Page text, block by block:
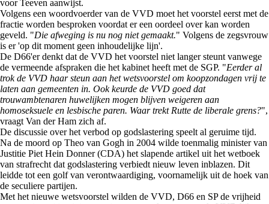
voor Teeven aanwijst.
Volgens een woordvoerder van de VVD moet het voorstel eerst met de
fractie worden besproken voordat er een oordeel over kan worden
geveld. "Die afweging is nu nog niet gemaakt." Volgens de zegsvrouw
is er 'op dit moment geen inhoudelijke lijn'.
De D66'er denkt dat de VVD het voorstel niet langer steunt vanwege
de vermeende afspraken die het kabinet heeft met de SGP. "Eerder al
trok de VVD haar steun aan het wetsvoorstel om koopzondagen vrij te
laten aan gemeenten in. Ook keurde de VVD goed dat
trouwambtenaren huwelijken mogen blijven weigeren aan
homoseksuele en lesbische paren. Waar trekt Rutte de liberale grens?",
vraagt Van der Ham zich af.
De discussie over het verbod op godslastering speelt al geruime tijd.
Na de moord op Theo van Gogh in 2004 wilde toenmalig minister van
Justitie Piet Hein Donner (CDA) het slapende artikel uit het wetboek
van strafrecht dat godslastering verbiedt nieuw leven inblazen. Dit
leidde tot een golf van verontwaardiging, voornamelijk uit de hoek van
de seculiere partijen.
Met het nieuwe wetsvoorstel wilden de VVD, D66 en SP de vrijheid